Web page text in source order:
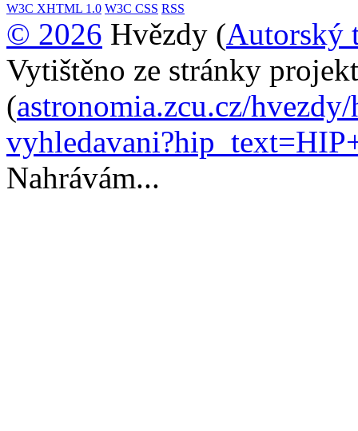
W3C XHTML 1.0 W3C CSS RSS
© 2026 Hvězdy (Autorský
Vytištěno ze stránky
(astronomia.zcu.cz/
Nahrávám...